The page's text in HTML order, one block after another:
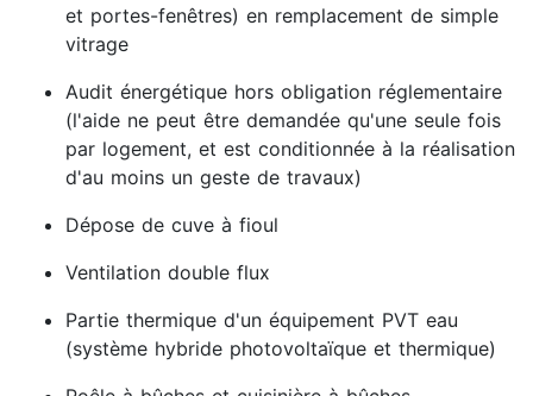
et portes-fenêtres) en remplacement de simple
vitrage
Audit énergétique hors obligation réglementaire
(l'aide ne peut être demandée qu'une seule fois
par logement, et est conditionnée à la réalisation
d'au moins un geste de travaux)
Dépose de cuve à fioul
Ventilation double flux
Partie thermique d'un équipement PVT eau
(système hybride photovoltaïque et thermique)